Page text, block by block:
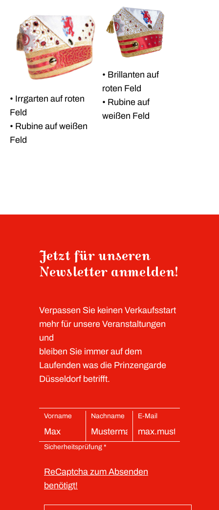
• Irrgarten auf roten
Feld
• Rubine auf weißen
Feld
• Brillanten auf
roten Feld
• Rubine auf
weißen Feld
Jetzt für unseren
Newsletter anmelden!
Verpassen Sie keinen Verkaufsstart
mehr für unsere Veranstaltungen
und
bleiben Sie immer auf dem
Laufenden was die Prinzengarde
Düsseldorf betrifft.
Vorname Nachname E-Mail
Sicherheitsprüfung *
ReCaptcha zum Absenden
benötigt!